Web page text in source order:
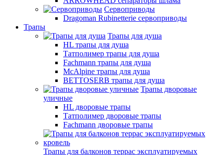
Сервоприводы
Dragoman Rubinetterie сервоприводы
Трапы
Трапы для душа
HL трапы для душа
Татполимер трапы для душа
Fachmann трапы для душа
McAlpine трапы для душа
BETTOSERB трапы для душа
Трапы дворовые
уличные
HL дворовые трапы
Татполимер дворовые трапы
Fachmann дворовые трапы
Трапы для балконов террас эксплуатируемых